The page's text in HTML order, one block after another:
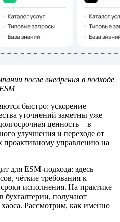
после внедрения в подходе
ESM
быстро: ускорение
уточнений заметны уже
ценность – в
улучшения и переходе от
проактивному управлению на
для ESM-подхода: здесь
чёткие требования к
исполнения. На практике
получают
Рассмотрим, как именно